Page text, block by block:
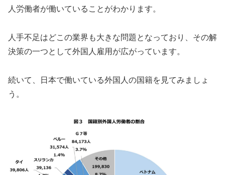
人労働者が働いていることがわかります。
人手不足はどこの業界も大きな問題となっており、その解
決策の一つとして外国人雇用が広がっています。
続いて、日本で働いている外国人の国籍を見てみましょ
う。